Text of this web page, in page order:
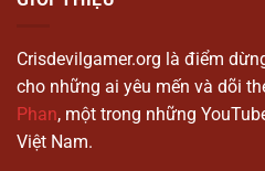
Crisdevilgamer.org là điểm
cho những ai yêu mến và dõi
Phan, một trong những
Việt Nam.